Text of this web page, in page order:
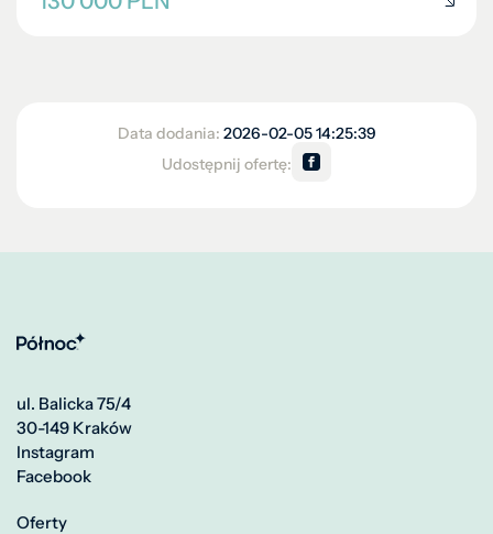
Data dodania: 2026-02-05 14:25:39
Udostępnij ofertę:
ul. Balicka 75/4
30-149 Kraków
Instagram
Facebook
Oferty